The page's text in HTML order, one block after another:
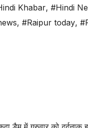
Khabar, #Hindi
, #Raipur today,